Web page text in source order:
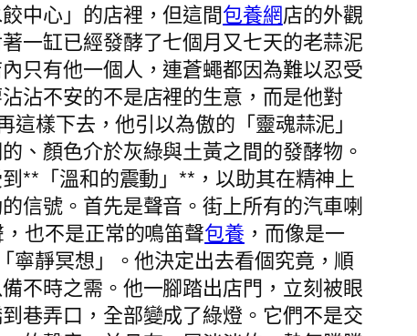
中心」的店裡，但這間包養網店的外觀
一缸已經發酵了七個月又七天的老蒜泥
只有他一個人，連蒼蠅都因為難以忍受
沾不安的不是店裡的生意，而是他對
樣下去，他引以為傲的「靈魂蒜泥」
、顏色介於灰綠與土黃之間的發酵物。
**「溫和的震動」**，以助其在精神上
信號。首先是聲音。街上所有的汽車喇
也不是正常的鳴笛聲包養 ，而像是一
寧靜冥想」。他決定出去看個究竟，順
不時之需。他一腳踏出店門，立刻被眼
巷弄口，全部變成了綠燈。它們不是交